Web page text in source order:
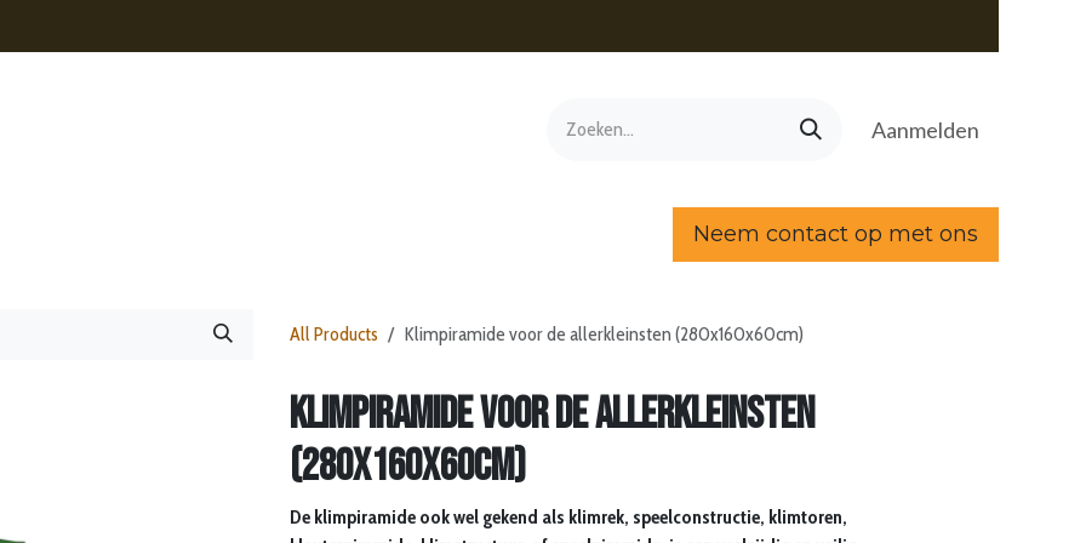
Aanmelden
Neem contact op met ons
All Products Klimpiramide voor de allerkleinsten (280x160x60cm)
Klimpiramide voor de allerkleinsten
(280x160x60cm)
De klimpiramide ook wel gekend als klimrek, speelconstructie, klimtoren,